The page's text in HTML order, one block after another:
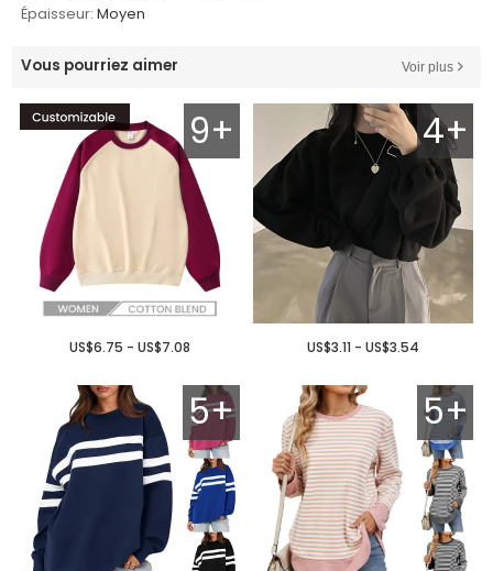
Épaisseur: Moyen
Vous pourriez aimer Voir plus
9+
US$6.75 - US$7.08
4+
US$3.11 - US$3.54
5+ 5+